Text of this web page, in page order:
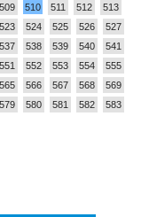
509 510 511 512
513
523 524 525 526
527
537 538 539 540
541
551 552 553 554
555
565 566 567 568
569
579 580 581 582
583